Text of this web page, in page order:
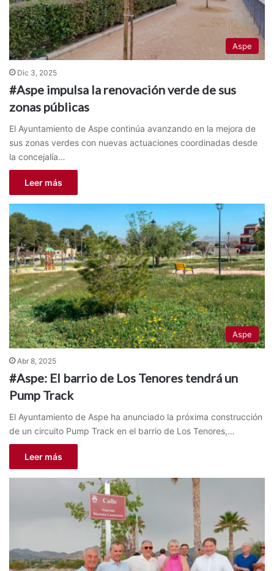
Aspe
Dic 3, 2025
#Aspe impulsa la renovación verde de sus
zonas públicas
El Ayuntamiento de Aspe continúa avanzando en la mejora de
sus zonas verdes con nuevas actuaciones coordinadas desde
la concejalía…
Leer más
Aspe
Abr 8, 2025
#Aspe: El barrio de Los Tenores tendrá un
Pump Track
El Ayuntamiento de Aspe ha anunciado la próxima construcción
de un circuito Pump Track en el barrio de Los Tenores,…
Leer más